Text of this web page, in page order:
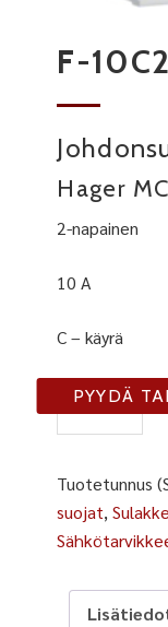
F-10C2
Hager
2-napainen
10 A
C – käyrä
10C2
PYYDÄ
Tuotetunnus
suojat,